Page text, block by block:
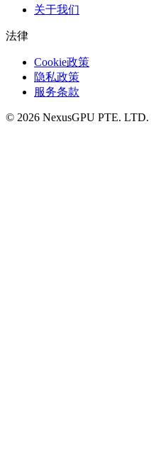
关于我们
法律
Cookie政策
隐私政策
服务条款
© 2026 NexusGPU PTE. LTD.